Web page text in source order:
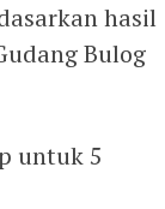
hasil
Bulog
untuk 5